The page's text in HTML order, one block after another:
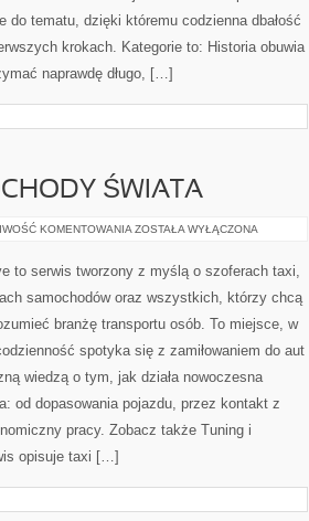
do tematu, dzięki któremu codzienna dbałość
krokach. Kategorie to: Historia obuwia
naprawdę długo, […]
ŚWIATA
KOMENTOWANIA NAJDZIWNIEJSZE
ZOSTAŁA WYŁĄCZONA
to serwis tworzony z myślą o szoferach taxi,
samochodów oraz wszystkich, którzy chcą
branżę transportu osób. To miejsce, w
spotyka się z zamiłowaniem do aut
wiedzą o tym, jak działa nowoczesna
od dopasowania pojazdu, przez kontakt z
pracy. Zobacz także Tuning i
opisuje taxi […]